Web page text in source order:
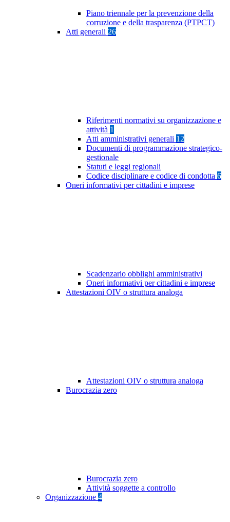
Piano triennale per la prevenzione della
corruzione e della trasparenza (PTPCT)
Atti generali 26
Riferimenti normativi su organizzazione e
attività 1
Atti amministrativi generali 12
Documenti di programmazione strategico-
gestionale
Statuti e leggi regionali
Codice disciplinare e codice di condotta 6
Oneri informativi per cittadini e imprese
Scadenzario obblighi amministrativi
Oneri informativi per cittadini e imprese
Attestazioni OIV o struttura analoga
Attestazioni OIV o struttura analoga
Burocrazia zero
Burocrazia zero
Attività soggette a controllo
Organizzazione 4